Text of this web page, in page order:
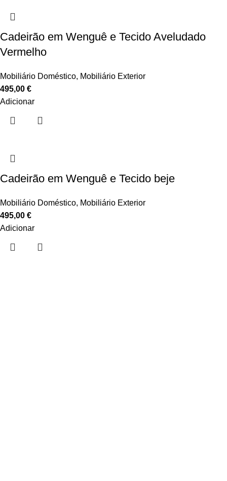
Cadeirão em Wenguê e Tecido Aveludado
Vermelho
Mobiliário Doméstico, Mobiliário Exterior
495,00 €
Adicionar
Cadeirão em Wenguê e Tecido beje
Mobiliário Doméstico, Mobiliário Exterior
495,00 €
Adicionar